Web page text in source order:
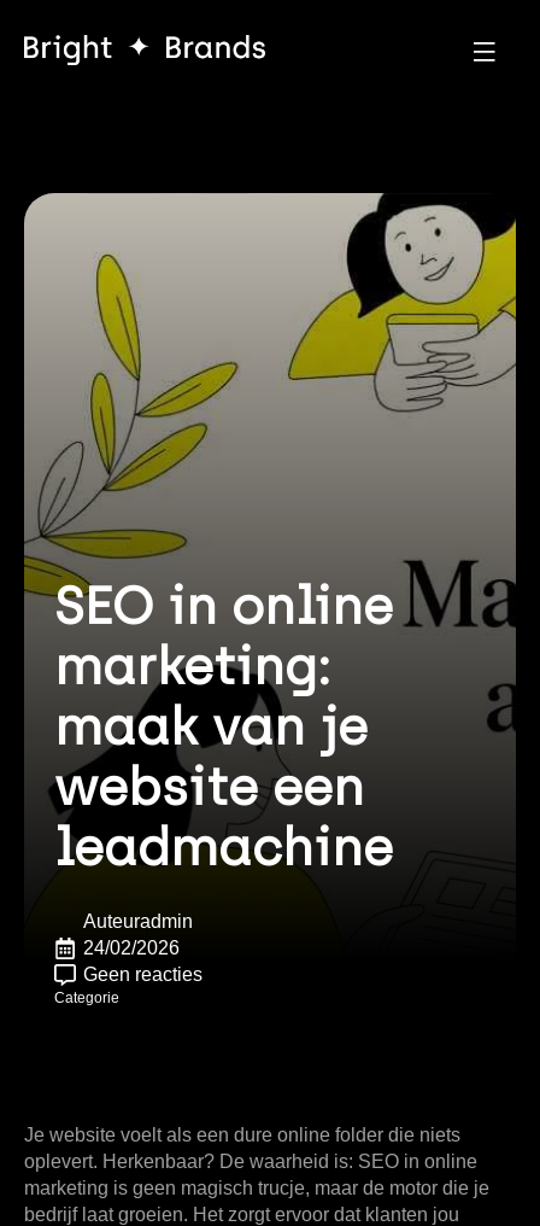
SEO in online
marketing:
maak van je
website een
leadmachine
Auteuradmin
24/02/2026
Geen reacties
Categorie
Je website voelt als een dure online folder die niets
oplevert. Herkenbaar? De waarheid is: SEO in online
marketing is geen magisch trucje, maar de motor die je
bedrijf laat groeien. Het zorgt ervoor dat klanten jou